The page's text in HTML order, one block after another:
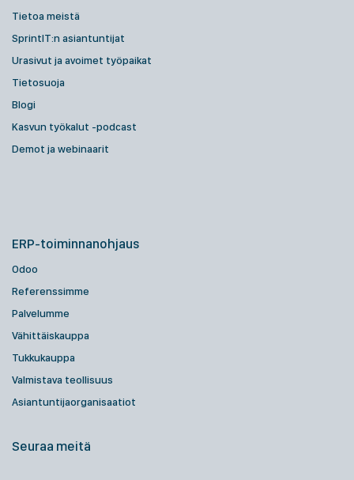
Tietoa meistä
SprintIT:n asiantuntijat
Urasivut ja avoimet työpaikat
Tietosuoja
Blogi
Kasvun työkalut -podcast
Demot ja webinaarit
ERP-toiminnanohjaus
Odoo
Referenssimme
Palvelumme
Vähittäiskauppa
Tukkukauppa
Valmistava teollisuus
Asiantuntijaorganisaatiot
Seuraa meitä